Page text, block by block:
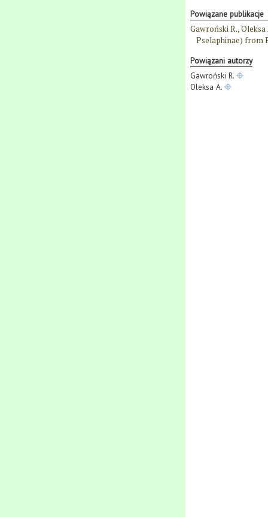
Powiązane publikacje
Gawroński R.,
Pselaphinae) from
Powiązani autorzy
Gawroński R.
Oleksa A.